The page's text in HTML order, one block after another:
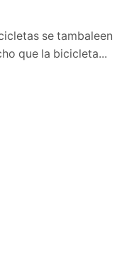
se tambaleen
que la bicicleta...